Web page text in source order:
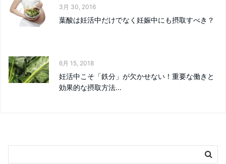
3月 30, 2016
葉酸は妊活中だけでなく妊娠中にも摂取すべき？
6月 15, 2018
妊活中こそ「鉄分」が欠かせない！重要な働きと
効果的な摂取方法...